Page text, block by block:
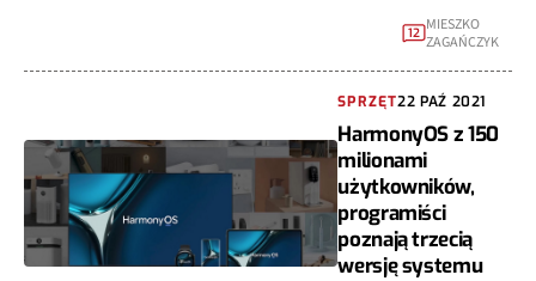
12 MIESZKO
ZAGAŃCZYK
SPRZĘT22 PAŹ 2021
HarmonyOS z 150
milionami
użytkowników,
programiści
poznają trzecią
wersję systemu